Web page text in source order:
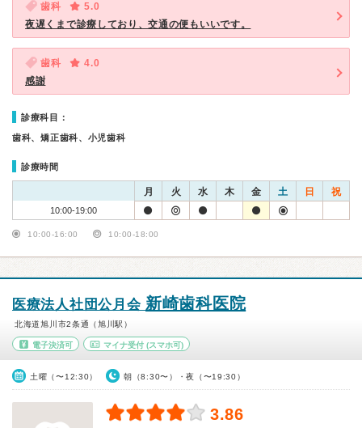
歯科
5.0
夜遅くまで診療しており、交通の便もいいです。
歯科
4.0
感謝
診療科目：
歯科、矯正歯科、小児歯科
診療時間
月 火 水 木 金 土 日 祝
10:00-19:00
10:00-16:00 10:00-18:00
医療法人社団公月会 新崎歯科医院
北海道旭川市2条通（旭川駅）
電子決済可 マイナ受付(スマホ可)
土曜（〜12:30） 朝（8:30〜）・夜（〜19:30）
3.86